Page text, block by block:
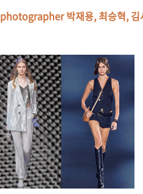
photographer 박재용, 최승혁, 김